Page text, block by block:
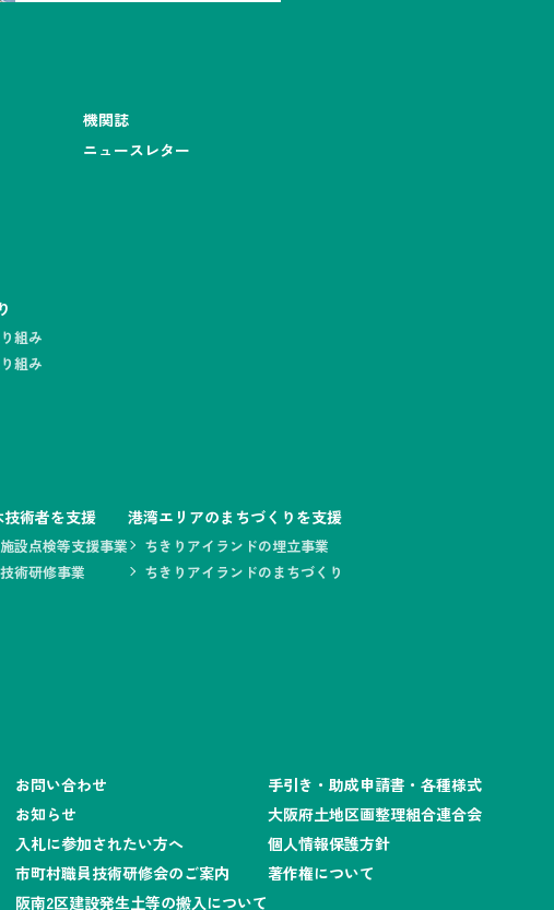
機関誌
ニュースレター
組み
組み
術者を支援
設点検等支援事業
術研修事業
港湾エリアのまちづくりを支援
ちきりアイランドの埋立事業
ちきりアイランドのまちづくり
お問い合わせ
お知らせ
入札に参加されたい方へ
市町村職員技術研修会のご案内
阪南2区建設発生土等の搬入について
手引き・助成申請書・各種様式
大阪府土地区画整理組合連合会
個人情報保護方針
著作権について